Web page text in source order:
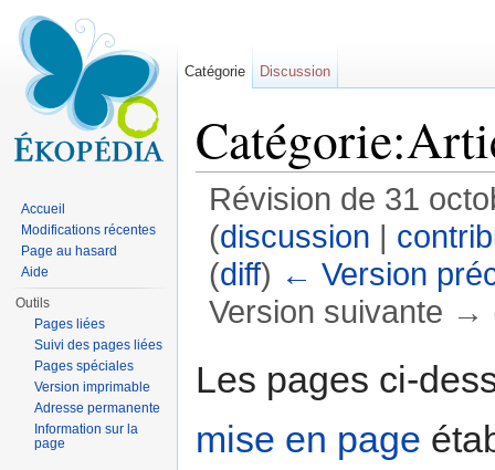
Révision de 31
(discussion |
(diff) ← Version
Version suivante →
Les pages ci-
mise en page
Catégorie Discussion
Accueil
Modifications récentes
Page au hasard
Aide
Outils
Pages liées
Suivi des pages liées
Pages spéciales
Version imprimable
Adresse permanente
Information sur la
page